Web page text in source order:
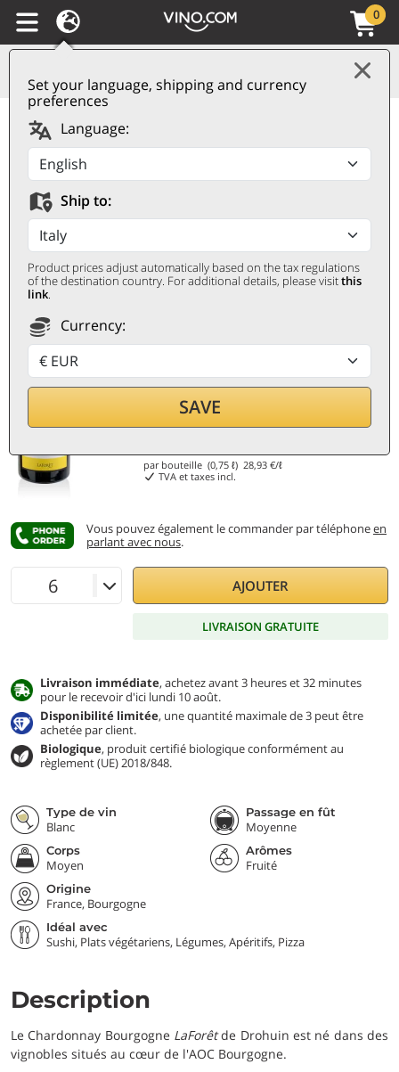
Set your language, shipping and currency
preferences
Language:
Ship to:
Product prices adjust automatically based on the tax regulations
of the destination country. For additional details, please visitthis
link.
Currency:
SAVE
0
Bourgogne AOC
Chardonnay Laforêt
2022 Drouhin
DROUHIN
0,75 ℓ
21,70€
par bouteille (0,75 ℓ)28,93 €/ℓ
TVA et taxes incl.
Vous pouvez également le commander par téléphoneen
parlant avec nous.
AJOUTER
LIVRAISON GRATUITE
Livraison immédiate, achetez avant 3 heures et 32 minutes
pour le recevoir d'ici lundi 10 août.
Disponibilité limitée, une quantité maximale de 3 peut être
achetée par client.
Biologique, produit certifié biologique conformément au
règlement (UE) 2018/848.
Type de vin
Blanc
Passage en fût
Moyenne
Corps
Moyen
Arômes
Fruité
Origine
France, Bourgogne
Idéal avec
Sushi, Plats végétariens, Légumes, Apéritifs, Pizza
Description
Le Chardonnay Bourgogne LaForêtde Drohuin est né dans des
vignobles situés au cœur de l'AOC Bourgogne.